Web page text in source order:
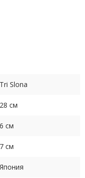
Tri Slona
28 см
6 см
7 см
Япония